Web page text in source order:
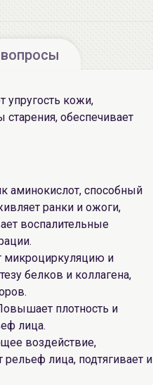
кожи,
обеспечивает
аминокислот, способный
ранки и ожоги,
воспалительные
микроциркуляцию и
белков и коллагена,
плотность и
лица.
воздействие,
лица, подтягивает и